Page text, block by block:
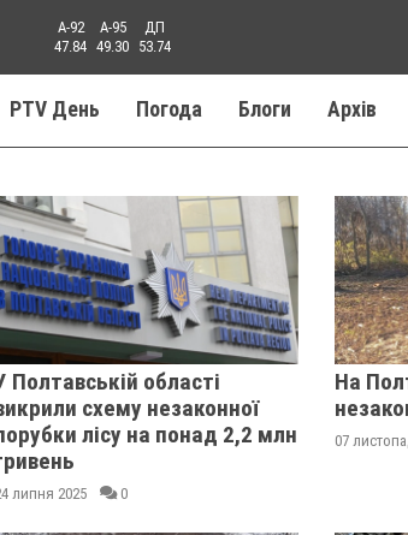
A-92
47.84
A-95
49.30
ДП
53.74
PTV День Погода Блоги Aрхів
Полтавській області
схему незаконної
лісу на понад 2,2 млн
липня 2025 0
На
07